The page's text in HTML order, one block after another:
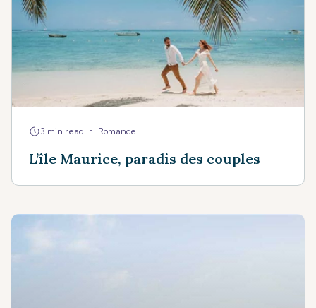
3 min read • Romance
L’île Maurice, paradis des couples